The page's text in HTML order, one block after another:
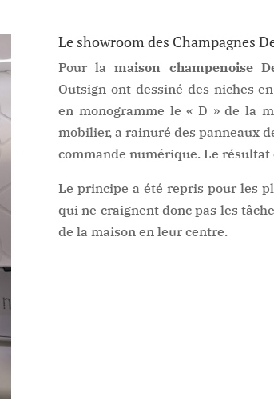
Le showroom des Champagnes
Pour lamaison champenoise
Outsign ont dessiné des niches
en monogramme le « D » de la
mobilier, a rainuré des panneaux
commande numérique. Le
Le principe a été repris pour les
qui ne craignent donc pas les
de la maison en leur centre.